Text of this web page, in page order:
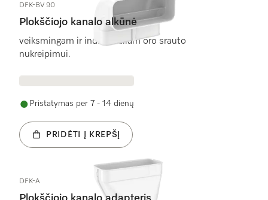
DFK-BV 90
Plokščiojo kanalo alkūnė
veiksmingam ir individualiam oro srauto
nukreipimui.
Pristatymas per 7 - 14 dienų
PRIDĖTI Į KREPŠĮ
DFK-A